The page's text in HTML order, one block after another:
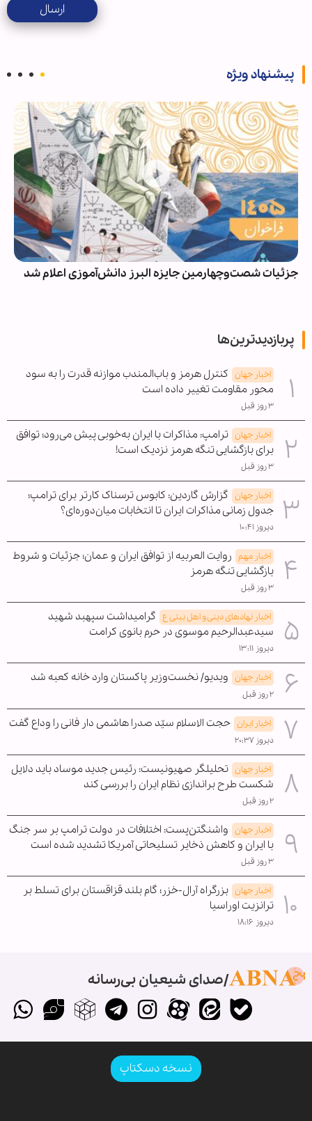
ارسال
پیشنهاد ویژه
جزئیات شصت‌وچهارمین جایزه البرز دانش‌آموزی اعلام شد
پربازدیدترین‌ها
اخبار جهان کنترل هرمز و باب‌المندب موازنه قدرت را به سود
محور مقاومت تغییر داده است
۳ روز قبل
اخبار جهان ترامپ: مذاکرات با ایران به‌خوبی پیش می‌رود؛ توافق
برای بازگشایی تنگه هرمز نزدیک است!
۳ روز قبل
اخبار جهان گزارش گاردین: کابوس ترسناک کارتر برای ترامپ؛
جدول زمانی مذاکرات ایران تا انتخابات میان‌دوره‌ای؟
دیروز ۱۰:۴۱
اخبار مهم روایت العربیه از توافق ایران و عمان؛ جزئیات و شروط
بازگشایی تنگه هرمز
۳ روز قبل
اخبار نهادهای دینی و اهل بیتی ع گرامیداشت سپهبد شهید
سیدعبدالرحیم موسوی در حرم بانوی کرامت
دیروز ۱۳:۱۱
اخبار جهان ویدیو/ نخست‌وزیر پاکستان وارد خانه کعبه شد
۲ روز قبل
اخبار ایران حجت الاسلام سیّد صدرا هاشمی دار فانی را وداع گفت
دیروز ۲۰:۳۷
اخبار جهان تحلیلگر صهیونیست: رئیس جدید موساد باید دلایل
شکست طرح براندازی نظام ایران را بررسی کند
۲ روز قبل
اخبار جهان واشنگتن‌پست: اختلافات در دولت ترامپ بر سر جنگ
با ایران و کاهش ذخایر تسلیحاتی آمریکا تشدید شده است
۳ روز قبل
اخبار جهان بزرگراه آرال-خزر؛ گام بلند قزاقستان برای تسلط بر
ترانزیت اوراسیا
دیروز ۱۸:۱۶
صدای شیعیان بی‌رسانه
نسخه دسکتاپ